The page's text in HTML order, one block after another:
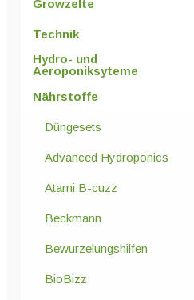
Growzelte
Technik
Hydro- und
Aeroponiksyteme
Nährstoffe
Düngesets
Advanced Hydroponics
Atami B-cuzz
Beckmann
Bewurzelungshilfen
BioBizz